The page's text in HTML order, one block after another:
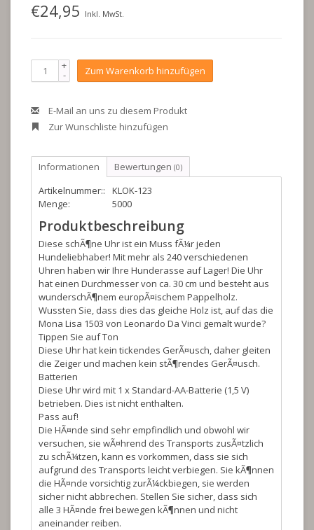
€24,95 Inkl. MwSt.
+
- Zum Warenkorb hinzufügen
E-Mail an uns zu diesem Produkt
Zur Wunschliste hinzufügen
Informationen Bewertungen (0)
Artikelnummer::
KLOK-123
Menge:
5000
Produktbeschreibung
Diese schÃ¶ne Uhr ist ein Muss fÃ¼r jeden
Hundeliebhaber! Mit mehr als 240 verschiedenen
Uhren haben wir Ihre Hunderasse auf Lager! Die Uhr
hat einen Durchmesser von ca. 30 cm und besteht aus
wunderschÃ¶nem europÃ¤ischem Pappelholz.
Wussten Sie, dass dies das gleiche Holz ist, auf das die
Mona Lisa 1503 von Leonardo Da Vinci gemalt wurde?
Tippen Sie auf Ton
Diese Uhr hat kein tickendes GerÃ¤usch, daher gleiten
die Zeiger und machen kein stÃ¶rendes GerÃ¤usch.
Batterien
Diese Uhr wird mit 1 x Standard-AA-Batterie (1,5 V)
betrieben. Dies ist nicht enthalten.
Pass auf!
Die HÃ¤nde sind sehr empfindlich und obwohl wir
versuchen, sie wÃ¤hrend des Transports zusÃ¤tzlich
zu schÃ¼tzen, kann es vorkommen, dass sie sich
aufgrund des Transports leicht verbiegen. Sie kÃ¶nnen
die HÃ¤nde vorsichtig zurÃ¼ckbiegen, sie werden
sicher nicht abbrechen. Stellen Sie sicher, dass sich
alle 3 HÃ¤nde frei bewegen kÃ¶nnen und nicht
aneinander reiben.